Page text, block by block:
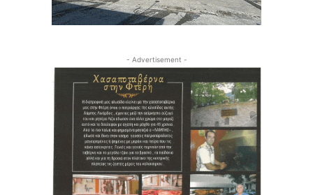
- Advertisement -